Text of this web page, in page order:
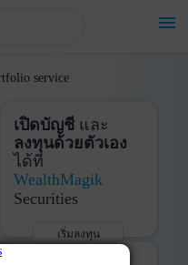
menu
เปิดบัญชีและ
ลงทุนด้วยตัวเอง
ได้ที่
WealthMagik
Securities
เริ่มลงทุน